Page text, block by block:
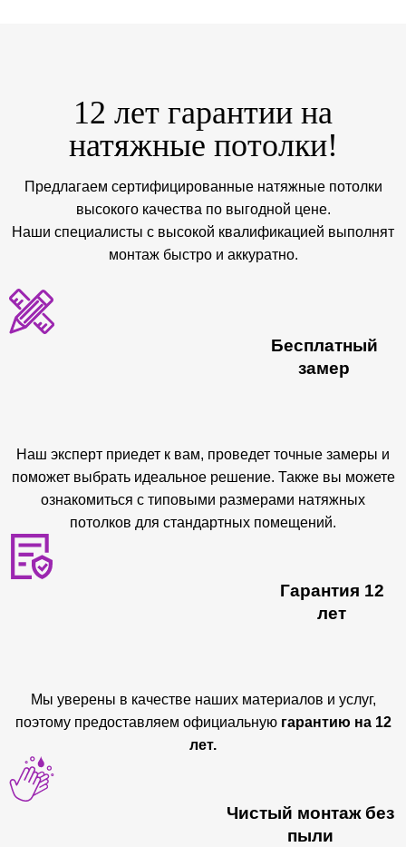
12 лет гарантии на
натяжные потолки!
Предлагаем сертифицированные натяжные потолки
высокого качества по выгодной цене.
Наши специалисты с высокой квалификацией выполнят
монтаж быстро и аккуратно.
Бесплатный
замер
Наш эксперт приедет к вам, проведет точные замеры и
поможет выбрать идеальное решение. Также вы можете
ознакомиться с типовыми размерами натяжных
потолков для стандартных помещений.
Гарантия 12
лет
Мы уверены в качестве наших материалов и услуг,
поэтому предоставляем официальную гарантию на 12
лет.
Чистый монтаж без
пыли